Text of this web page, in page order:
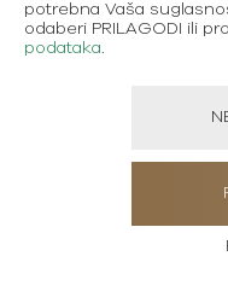
potrebna Vaša
odaberi PRILAGODI ili
podataka.